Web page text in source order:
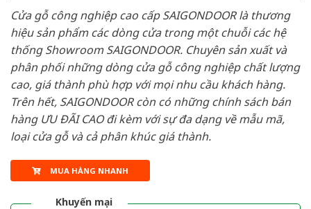
Cửa gỗ công nghiệp cao cấp SAIGONDOOR là thương
hiệu sản phẩm các dòng cửa trong một chuỗi các hệ
thống Showroom SAIGONDOOR. Chuyên sản xuất và
phân phối những dòng cửa gỗ công nghiệp chất lượng
cao, giá thành phù hợp với mọi nhu cầu khách hàng.
Trên hết, SAIGONDOOR còn có những chính sách bán
hàng ƯU ĐÃI CAO đi kèm với sự đa dạng về mẫu mã,
loại cửa gỗ và cả phân khúc giá thành.
MUA HÀNG NHANH
Khuyến mại